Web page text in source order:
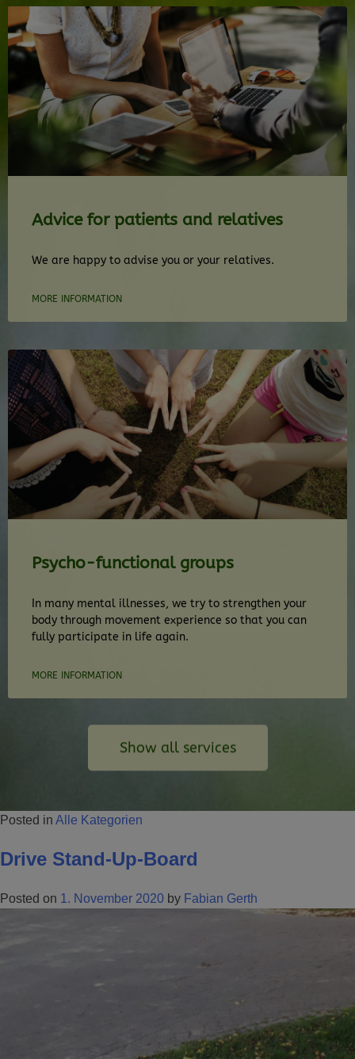
Advice for patients and relatives
We are happy to advise you or your relatives.
MORE INFORMATION
Psycho-functional groups
In many mental illnesses, we try to strengthen your
body through movement experience so that you can
fully participate in life again.
MORE INFORMATION
Show all services
Posted in Alle Kategorien
Drive Stand-Up-Board
Posted on 1. November 2020 by Fabian Gerth